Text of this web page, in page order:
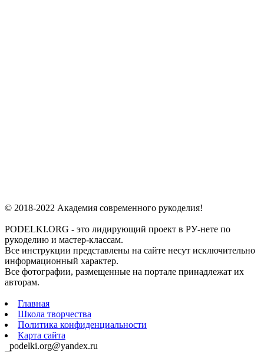
© 2018-2022 Академия современного рукоделия!
PODELKI.ORG - это лидирующий проект в РУ-нете по
рукоделию и мастер-классам.
Все инструкции представлены на сайте несут исключительно
информационный характер.
Все фотографии, размещенные на портале принадлежат их
авторам.
Главная
Школа творчества
Политика конфиденциальности
Карта сайта
podelki.org@yandex.ru